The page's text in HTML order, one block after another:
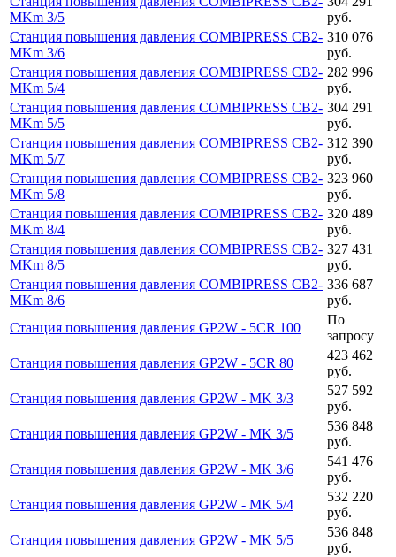
MKm 3/5
руб.
Станция повышения давления COMBIPRESS CB2-
MKm 3/6
310 076
руб.
Станция повышения давления COMBIPRESS CB2-
MKm 5/4
282 996
руб.
Станция повышения давления COMBIPRESS CB2-
MKm 5/5
304 291
руб.
Станция повышения давления COMBIPRESS CB2-
MKm 5/7
312 390
руб.
Станция повышения давления COMBIPRESS CB2-
MKm 5/8
323 960
руб.
Станция повышения давления COMBIPRESS CB2-
MKm 8/4
320 489
руб.
Станция повышения давления COMBIPRESS CB2-
MKm 8/5
327 431
руб.
Станция повышения давления COMBIPRESS CB2-
MKm 8/6
336 687
руб.
Станция повышения давления GP2W - 5CR 100
По
запросу
Станция повышения давления GP2W - 5CR 80
423 462
руб.
Станция повышения давления GP2W - MK 3/3
527 592
руб.
Станция повышения давления GP2W - MK 3/5
536 848
руб.
Станция повышения давления GP2W - MK 3/6
541 476
руб.
Станция повышения давления GP2W - MK 5/4
532 220
руб.
Станция повышения давления GP2W - MK 5/5
536 848
руб.